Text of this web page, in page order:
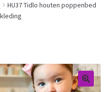
HU37 Tidlo houten poppenbed